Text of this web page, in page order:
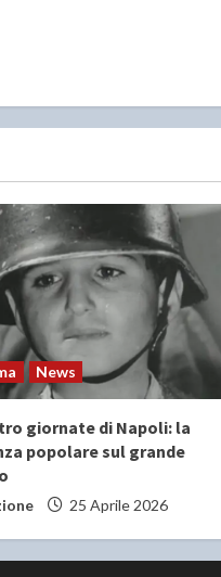
News
giornate di Napoli: la
popolare sul grande
25 Aprile 2026